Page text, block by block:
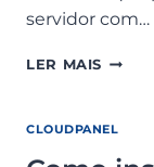
servidor com…
LER MAIS COMO
NOVO
CLOUDPANEL